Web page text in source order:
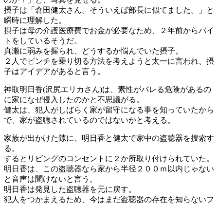
摂子は「倉田健太さん。そういえば部長に似てました。」と
瞬時に理解した。
摂子は母の介護医療費でお金が必要なため、２年前からバイ
トをしているそうだ。
真瀬に弱みを握られ、どうするか悩んでいた摂子。
２人でピンチを乗り切る方法を考えようと太一に言われ、摂
子はアイデアがあると言う。
神取明日香(沢尻エリカさん)は、素性がバレる危険があるの
に家になぜ侵入したのかと不思議がる。
健太は、犯人がしばらく家が留守になる事を知っていたから
で、家が盗聴されているのではないかと考える。
家族が出かけた隙に、明日香と健太で家中の盗聴器を捜索す
る。
するとリビングのコンセントに２か所取り付けられていた。
明日香は、この盗聴器なら家から半径２００ｍ以内じゃない
と音声は聞けないと言う。
明日香は発見した盗聴器を元に戻す。
犯人をつかまえるため、今はまだ盗聴器の存在を知らないフ